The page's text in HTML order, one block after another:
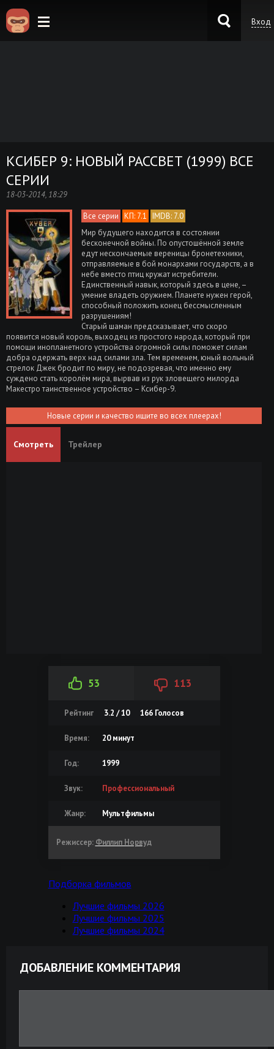
Вход
КСИБЕР 9: НОВЫЙ РАССВЕТ (1999) ВСЕ
СЕРИИ
18-03-2014, 18:29
Все серии КП: 7.1 IMDB: 7.0
Мир будущего находится в состоянии
бесконечной войны. По опустошённой земле
едут нескончаемые вереницы бронетехники,
отправляемые в бой монархами государств, а в
небе вместо птиц кружат истребители.
Единственный навык, который здесь в цене, –
умение владеть оружием. Планете нужен герой,
способный положить конец бессмысленным
разрушениям!
Старый шаман предсказывает, что скоро
появится новый король, выходец из простого народа, который при
помощи инопланетного устройства огромной силы поможет силам
добра одержать верх над силами зла. Тем временем, юный вольный
стрелок Джек бродит по миру, не подозревая, что именно ему
суждено стать королём мира, вырвав из рук зловещего милорда
Макестро таинственное устройство – Ксибер-9.
Новые серии и качество ищите во всех плеерах!
Смотреть Трейлер
53 113
Рейтинг 3.2 / 10 166Голосов
Время: 20 минут
Год: 1999
Звук: Профессиональный
Жанр: Мультфильмы
Режиссер: Филлип Норвуд
Подборка фильмов
Лучшие фильмы 2026
Лучшие фильмы 2025
Лучшие фильмы 2024
ДОБАВЛЕНИЕ КОММЕНТАРИЯ